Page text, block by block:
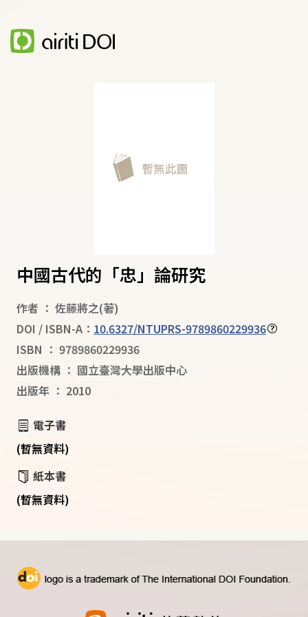
中國古代的「忠」論研究
作者 ： 佐藤將之(著)
DOI / ISBN-A： 10.6327/NTUPRS-9789860229936
ISBN ： 9789860229936
出版機構 ： 國立臺灣大學出版中心
出版年 ： 2010
電子書
(暫無資料)
紙本書
(暫無資料)